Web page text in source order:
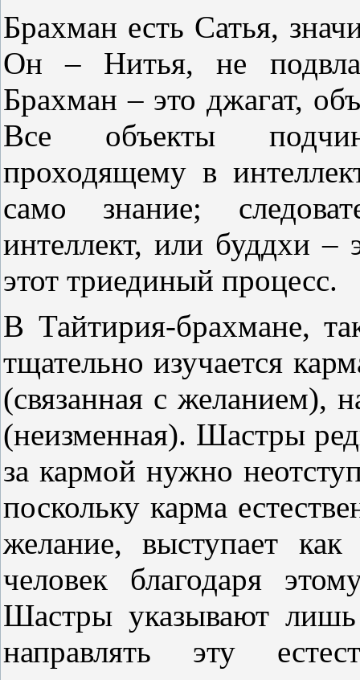
Брахман есть Сатья,
Он – Нитья, не
Брахман – это джагат,
Все объекты
проходящему в
само знание;
интеллект, или буддхи –
этот триединый процесс.
В Тайтирия-брахмане,
тщательно изучается
(связанная с желанием),
(неизменная). Шастры
за кармой нужно
поскольку карма
желание, выступает
человек благодаря
Шастры указывают
направлять эту